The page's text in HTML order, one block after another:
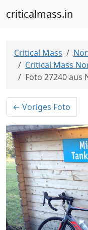
criticalmass.in
Critical Mass
Critical Mass
Foto 27240 aus
← Voriges Foto